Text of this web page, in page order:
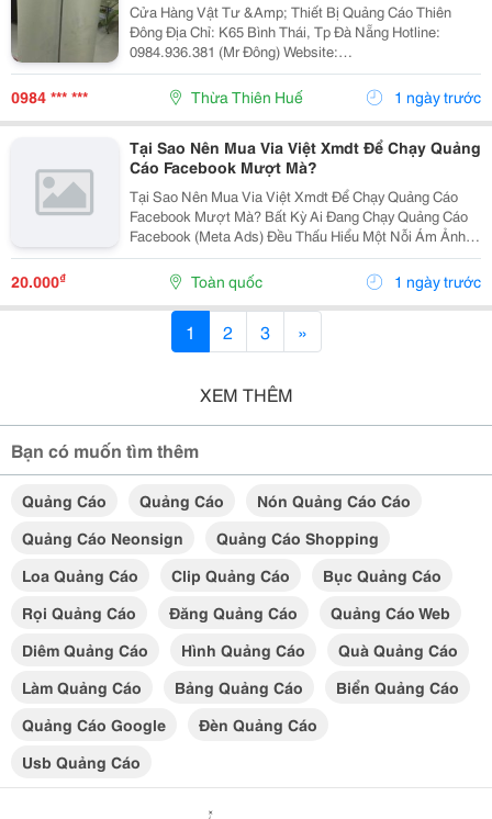
Cửa Hàng Vật Tư &Amp; Thiết Bị Quảng Cáo Thiên
Đông Địa Chỉ: K65 Bình Thái, Tp Đà Nẵng Hotline:
0984.936.381 (Mr Đông) Website:
Http://Gianhangvn.com/Standeedn Email:
Standeedn@Gmail.com Facebook:
Https://Www.facebook.com/Standeedn?Fref=Ts...
0984 *** *** Thừa Thiên Huế 1 ngày trước
Tại Sao Nên Mua Via Việt Xmdt Để Chạy Quảng
Cáo Facebook Mượt Mà?
Tại Sao Nên Mua Via Việt Xmdt Để Chạy Quảng Cáo
Facebook Mượt Mà? Bất Kỳ Ai Đang Chạy Quảng Cáo
Facebook (Meta Ads) Đều Thấu Hiểu Một Nỗi Ám Ảnh
Mang Tên: "Tài Khoản Quảng Cáo Bị Vô Hiệu Hóa".
Trong Những Đợt "Bão" Càn Quét Thuật Toán Của
Meta,...
20.000₫ Toàn quốc 1 ngày trước
1 2 3 »
XEM THÊM
Bạn có muốn tìm thêm
Quảng Cáo Quảng Cáo
Nón Quảng Cáo Cáo
Quảng Cáo Neonsign
Quảng Cáo Shopping
Loa Quảng Cáo
Clip Quảng Cáo
Bục Quảng Cáo
Rọi Quảng Cáo
Đăng Quảng Cáo
Quảng Cáo Web
Diêm Quảng Cáo
Hình Quảng Cáo
Quà Quảng Cáo
Làm Quảng Cáo
Bảng Quảng Cáo
Biển Quảng Cáo
Quảng Cáo Google
Đèn Quảng Cáo
Usb Quảng Cáo